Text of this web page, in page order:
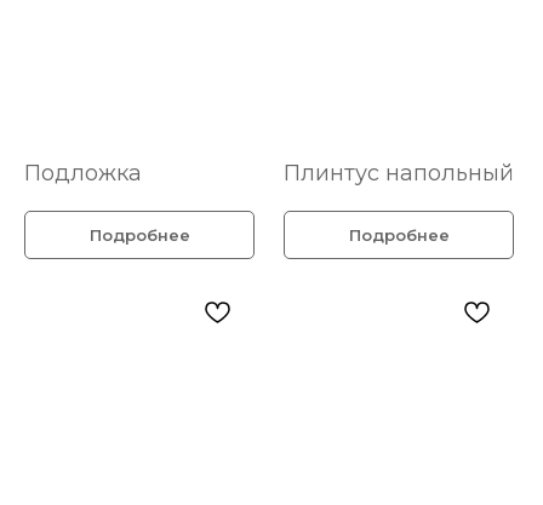
Подложка
Подробнее
Плинтус напольный
Подробнее